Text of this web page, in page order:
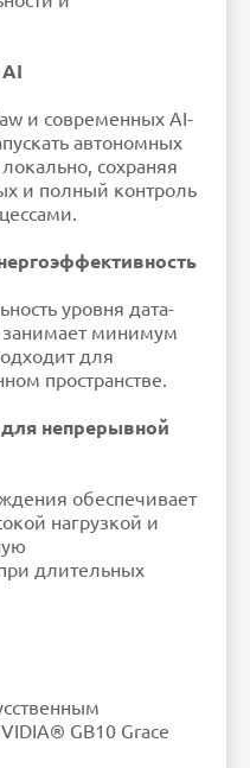
и современных AI-
автономных
сохраняя
и полный контроль
уровня дата-
занимает минимум
для
пространстве.
непрерывной
обеспечивает
нагрузкой и
длительных
GB10 Grace